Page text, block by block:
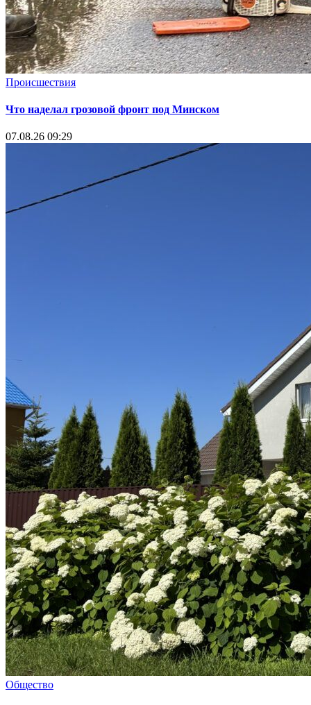
Происшествия
Что наделал грозовой фронт под Минском
07.08.26 09:29
Общество